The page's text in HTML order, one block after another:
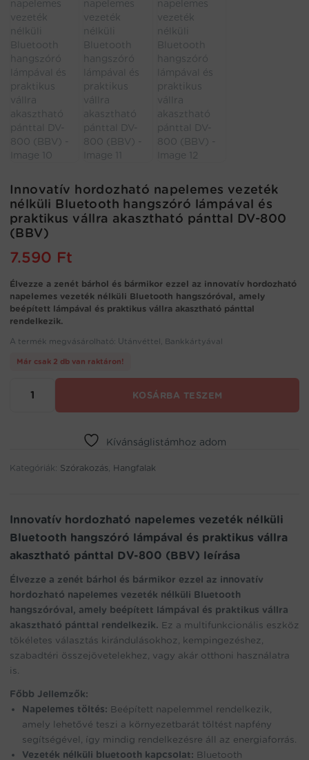
Innovatív hordozható napelemes vezeték
nélküli Bluetooth hangszóró lámpával és
praktikus vállra akasztható pánttal DV-800
(BBV)
7.590 Ft
Élvezze a zenét bárhol és bármikor ezzel az innovatív hordozható
napelemes vezeték nélküli Bluetooth hangszóróval, amely
beépített lámpával és praktikus vállra akasztható pánttal
rendelkezik.
A termék megvásárolható: Utánvéttel, Bankkártyával
Már csak 2 db van raktáron!
hordozható
napelemes
hangszóró
vállra
akasztható
pánttal
800
(BBV)
mennyiség
KOSÁRBA TESZEM
Kívánságlistámhoz adom
Kategóriák: Szórakozás, Hangfalak
Innovatív hordozható napelemes vezeték nélküli
Bluetooth hangszóró lámpával és praktikus vállra
akasztható pánttal DV-800 (BBV) leírása
Élvezze a zenét bárhol és bármikor ezzel az innovatív
hordozható napelemes vezeték nélküli Bluetooth
hangszóróval, amely beépített lámpával és praktikus vállra
akasztható pánttal rendelkezik. Ez a multifunkcionális eszköz
tökéletes választás kirándulásokhoz, kempingezéshez,
szabadtéri összejövetelekhez, vagy akár otthoni használatra
is.
Főbb Jellemzők:
Napelemes töltés: Beépített napelemmel rendelkezik,
amely lehetővé teszi a környezetbarát töltést napfény
segítségével, így mindig rendelkezésre áll az energiaforrás.
Vezeték nélküli bluetooth kapcsolat: Bluetooth